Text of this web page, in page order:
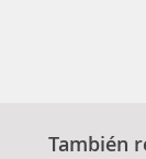
También